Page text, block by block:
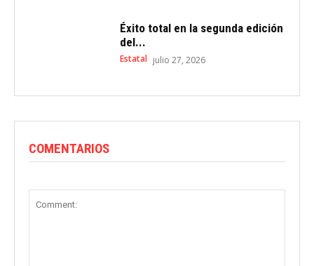
Éxito total en la segunda edición
del...
Estatal julio 27, 2026
COMENTARIOS